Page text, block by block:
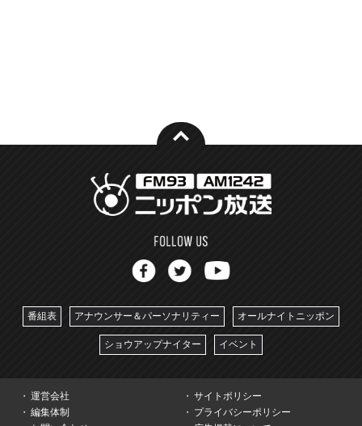
番組表 アナウンサー＆パーソナリティー オールナイトニッポン
ショウアップナイター イベント
運営会社
サイトポリシー
編集体制
プライバシーポリシー